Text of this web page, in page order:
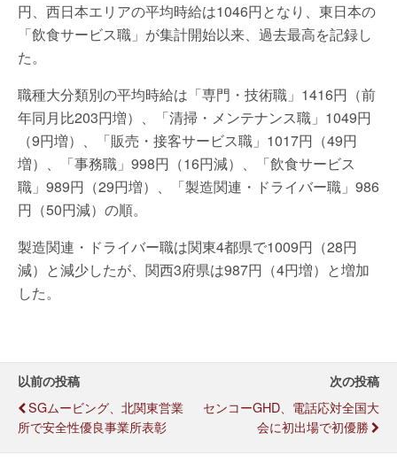
円、西日本エリアの平均時給は1046円となり、東日本の
「飲食サービス職」が集計開始以来、過去最高を記録し
た。
職種大分類別の平均時給は「専門・技術職」1416円（前
年同月比203円増）、「清掃・メンテナンス職」1049円
（9円増）、「販売・接客サービス職」1017円（49円
増）、「事務職」998円（16円減）、「飲食サービス
職」989円（29円増）、「製造関連・ドライバー職」986
円（50円減）の順。
製造関連・ドライバー職は関東4都県で1009円（28円
減）と減少したが、関西3府県は987円（4円増）と増加
した。
以前の投稿
SGムービング、北関東営業
所で安全性優良事業所表彰
次の投稿
センコーGHD、電話応対全国大
会に初出場で初優勝